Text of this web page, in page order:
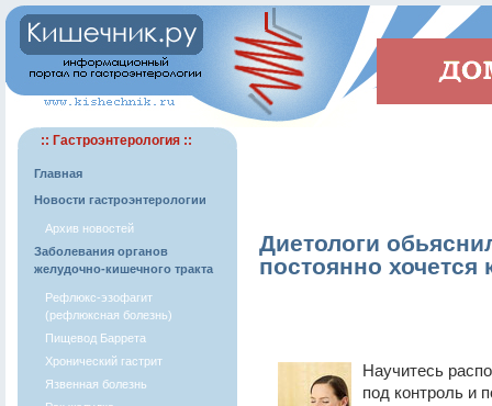
:: Гастроэнтерология ::
Главная
Новости гастроэнтерологии
Архив новостей
Заболевания органов
желудочно-кишечного тракта
Рефлюкс-эзофагит
(рефлюксная болезнь)
Пищевод Баррета
Хронический гастрит
Язвенная болезнь
Диетологи
постоянно хочется
Научитесь
под контроль и